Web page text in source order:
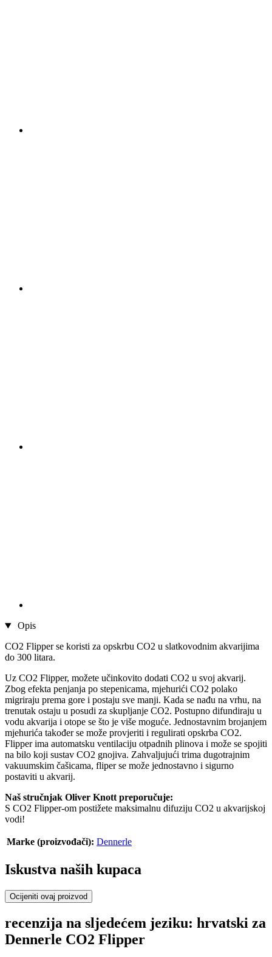
Opis
CO2 Flipper se koristi za opskrbu CO2 u slatkovodnim akvarijima
do 300 litara.
Uz CO2 Flipper, možete učinkovito dodati CO2 u svoj akvarij.
Zbog efekta penjanja po stepenicama, mjehurići CO2 polako
migriraju prema gore i postaju sve manji. Kada se nađu na vrhu, na
trenutak ostaju u posudi za skupljanje CO2. Postupno difundiraju u
vodu akvarija i otope se što je više moguće. Jednostavnim brojanjem
mjehurića također se može provjeriti i regulirati opskrba CO2.
Flipper ima automatsku ventilaciju otpadnih plinova i može se spojiti
na bilo koji sustav CO2 gnojiva. Zahvaljujući trima dugotrajnim
vakuumskim čašicama, fliper se može jednostavno i sigurno
postaviti u akvarij.
Naš stručnjak Oliver Knott preporučuje:
S CO2 Flipper-om postižete maksimalnu difuziju CO2 u akvarijskoj
vodi!
Marke (proizvođači): Dennerle
Iskustva naših kupaca
Ocijeniti ovaj proizvod
recenzija na sljedećem jeziku: hrvatski za
Dennerle CO2 Flipper